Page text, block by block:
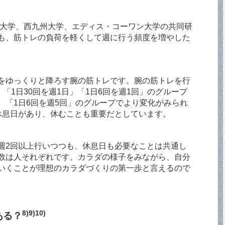
学、西九州大学、エディス・コーワン大学の共同研
、筋トレの負荷を軽くして週に行う頻度を増やした
ゆっくりと降ろす腕の筋トレです。腕の筋トレを行
1日30回を週1日」「1日6回を週1回」のグループ
「1日6回を週5回」のグループでより変化がみられ
日があり、休むことも重要だとしています。
2回以上行いつつも、休息日も必要なことは共通し
は人それぞれです。カラダの様子をみながら、自分
くことが理想のカラダづくりの第一歩と言えるので
？ 8)9)10)